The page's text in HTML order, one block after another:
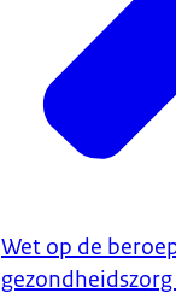
Wet op de
gezondheidszorg